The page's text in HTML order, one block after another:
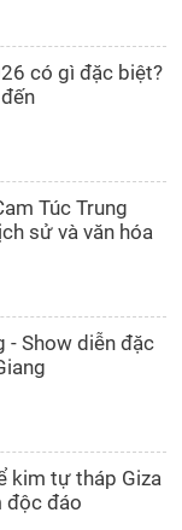
có gì đặc biệt?
Túc Trung
sử và văn hóa
- Show diễn đặc
kim tự tháp Giza
độc đáo